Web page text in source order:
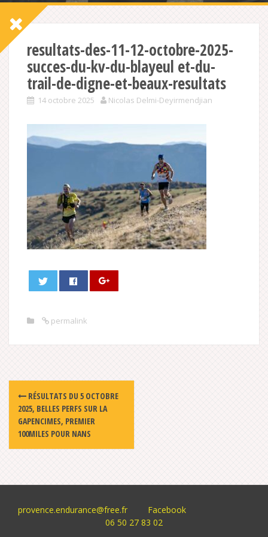
resultats-des-11-12-octobre-2025-
succes-du-kv-du-blayeul et-du-
trail-de-digne-et-beaux-resultats
14 octobre 2025 Nicolas Delmi-Deyirmendjian
permalink
Post
navigation
RÉSULTATS DU 5 OCTOBRE
2025, BELLES PERFS SUR LA
GAPENCIMES, PREMIER
100MILES POUR NANS
provence.endurance@free.fr
Facebook
06 50 27 83 02